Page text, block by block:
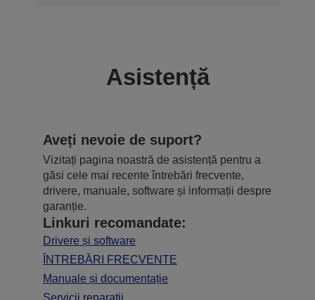
Asistență
Aveți nevoie de suport?
Vizitați pagina noastră de asistență pentru a
găsi cele mai recente întrebări frecvente,
drivere, manuale, software și informații despre
garanție.
Linkuri recomandate:
Drivere și software
ÎNTREBĂRI FRECVENTE
Manuale și documentație
Servicii reparații